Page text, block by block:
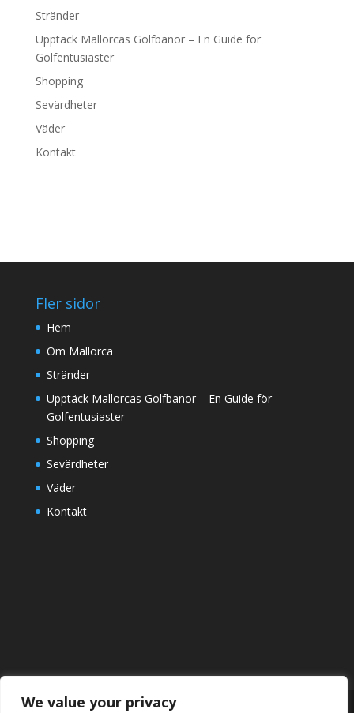
We value your privacy
Stränder
Upptäck Mallorcas Golfbanor – En Guide för
Golfentusiaster
Shopping
Sevärdheter
Väder
Kontakt
Fler sidor
Hem
Om Mallorca
Stränder
Upptäck Mallorcas Golfbanor – En Guide för
Golfentusiaster
Shopping
Sevärdheter
Väder
Kontakt